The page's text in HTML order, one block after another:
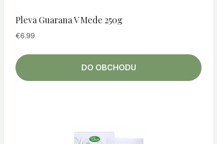
Pleva Guarana V Mede 250g
€6.99
DO OBCHODU